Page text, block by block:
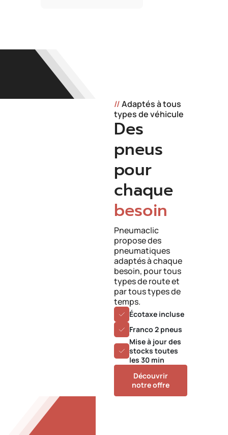
//Adaptés à tous
types de véhicule
Des
pneus
pour
chaque
besoin
Pneumaclic
propose des
pneumatiques
adaptés à chaque
besoin, pour tous
types de route et
par tous types de
temps.
Écotaxe incluse
Franco 2 pneus
Mise à jour des
stocks toutes
les 30 min
Découvrir
notre offre